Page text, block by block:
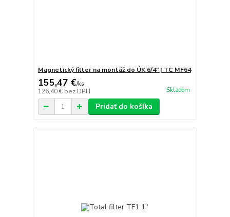
Magnetický filter na montáž do ÚK 6/4" | TC MF64
155,47 €/ks
126,40 € bez DPH Skladom
Pridať do košíka